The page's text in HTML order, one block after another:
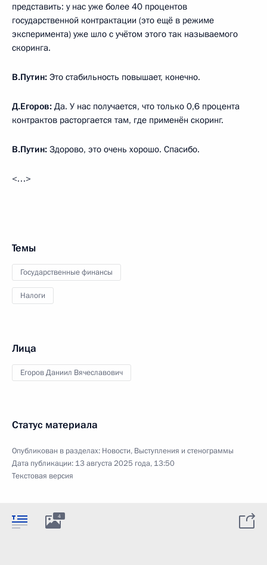
представить: у нас уже более 40 процентов
государственной контрактации (это ещё в режиме
эксперимента) уже шло с учётом этого так называемого
скоринга.
В.Путин: Это стабильность повышает, конечно.
Д.Егоров: Да. У нас получается, что только 0,6 процента
контрактов расторгается там, где применён скоринг.
В.Путин: Здорово, это очень хорошо. Спасибо.
<…>
Темы
Государственные финансы
Налоги
Лица
Егоров Даниил Вячеславович
Статус материала
Опубликован в разделах: Новости, Выступления и стенограммы
Дата публикации: 13 августа 2025 года, 13:50
Текстовая версия
4